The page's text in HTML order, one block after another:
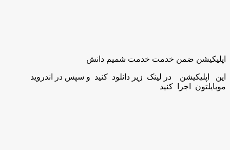
اپلیکیشن ضمن خدمت خدمت شمیم دانش
این اپلیکیشن در لینک زیر دانلود کنید و سپس در اندروید
موبایلتون اجرا کنید